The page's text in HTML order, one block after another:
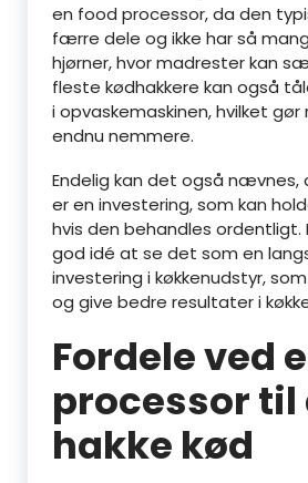
en food processor, da den
færre dele og ikke har så
hjørner, hvor madrester kan
fleste kødhakkere kan også
i opvaskemaskinen, hvilket gør
endnu nemmere.
Endelig kan det også nævnes,
er en investering, som kan
hvis den behandles ordentligt.
god idé at se det som en
investering i køkkenudstyr,
og give bedre resultater i
Fordele ved
processor til
hakke kød